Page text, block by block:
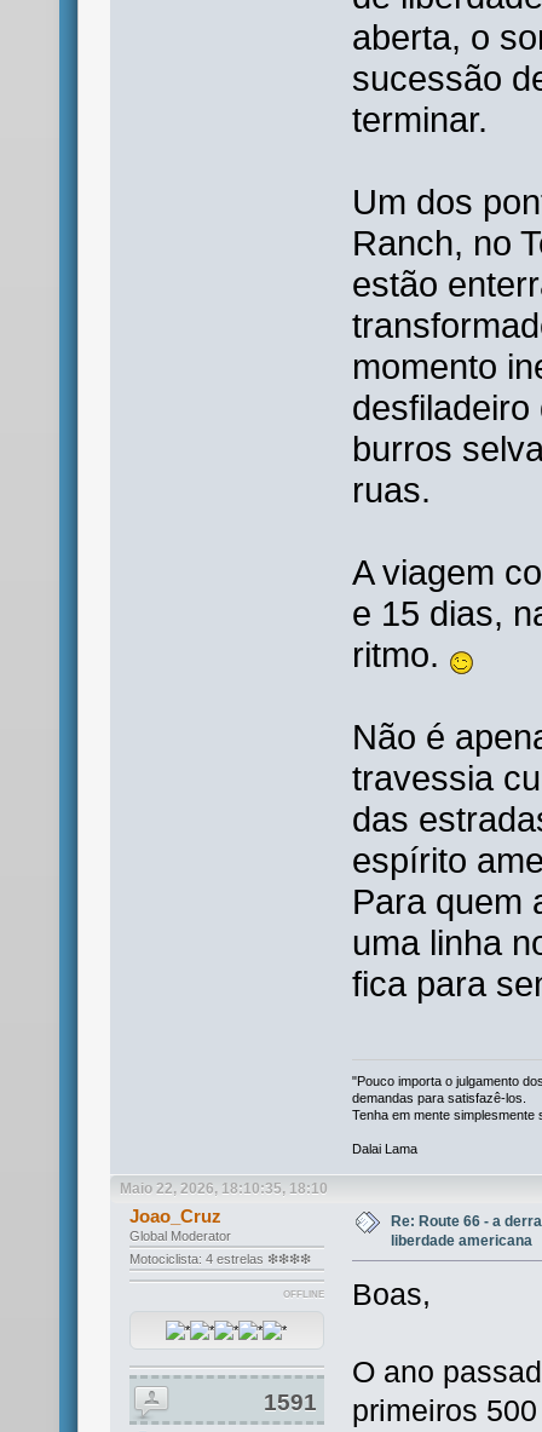
aberta, o
sucessão
terminar.
Um dos
Ranch, no
estão
momento
desfiladeiro
burros
ruas.
A viagem
e 15 dias,
ritmo.
Não é
travessia
das
espírito
Para quem
uma linha
fica para
"Pouco importa o julgamento
demandas para satisfazê-los.
Tenha em mente simplesmente
Dalai Lama
Maio 22, 2026, 18:10:35, 18:10
Joao_Cruz
Global Moderator
Motociclista: 4 estrelas ❇❇❇❇
OFFLINE
1591
Re: Route 66 - a
liberdade americana
Boas,
O ano
primeiros